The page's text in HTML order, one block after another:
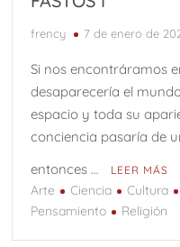
frency 7 de enero de
Si nos encontráramos
desaparecería el
espacio y toda su
conciencia pasaría de
entonces …
LEER MÁS
Arte Ciencia Cultura
Pensamiento
Religión